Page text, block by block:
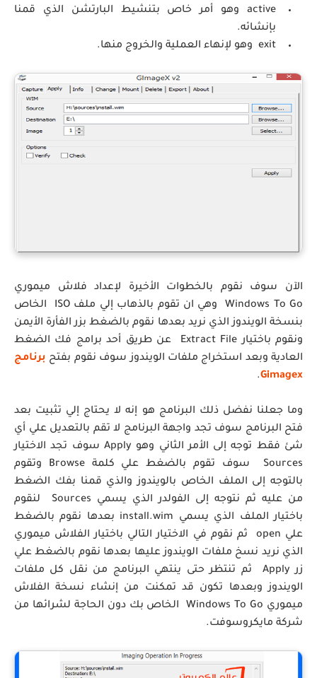
active وهو أمر خاص بتنشيط البارتشن الذي قمنا
بإنشائه.
exit وهو لإنهاء العملية والخروج منها.
الآن سوف نقوم بالخطوات الأخيرة لإعداد فلاش ميموري
Windows To Go وهي ان تقوم بالذهاب إلي ملف ISO الخاص
بنسخة الويندوز الذي نريد بعدها نقوم بالضغط بزر الفأرة الأيمن
ونقوم باختيار Extract File عن طريق أحد برامج فك الضغط
العادية وبعد استخراج ملفات الويندوز سوف نقوم بفتح برنامج
Gimagex
.
وما جعلنا نفضل ذلك البرنامج هو إنه لا يحتاج إلي تثبيت بعد
فتح البرنامج سوف تجد واجهة البرنامج لا تقم بالتعديل علي أي
شئ فقط توجه إلى الأمر الثاني وهو Apply سوف تجد الاختيار
Sources سوف تقوم بالضغط علي كلمة Browse وتقوم
بالتوجه إلى الملف الخاص بالويندوز والذي قمنا بفك الضغط
من عليه ثم نتوجه إلى الفولدر الذي يسمي Sources لنقوم
باختيار الملف الذي يسمي install.wim بعدها نقوم بالضغط
علي open ثم نقوم في الاختيار التالي باختيار الفلاش ميموري
الذي نريد نسخ ملفات الويندوز عليها بعدها نقوم بالضغط علي
زر Apply ثم تنتظر حتى ينتهي البرنامج من نقل كل ملفات
الويندوز وبعدها تكون قد تمكنت من إنشاء نسخة الفلاش
ميموري Windows To Go الخاص بك دون الحاجة لشرائها من
شركة مايكروسوفت.